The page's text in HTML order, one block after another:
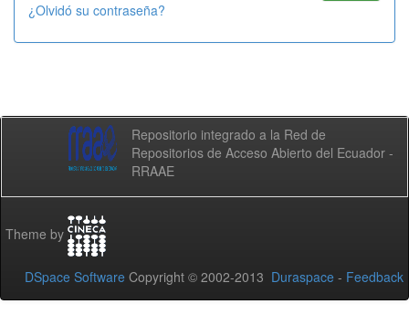
¿Olvidó su contraseña?
Repositorio integrado a la Red de
Repositorios de Acceso Abierto del Ecuador -
RRAAE
Theme by
DSpace Software Copyright © 2002-2013 Duraspace - Feedback